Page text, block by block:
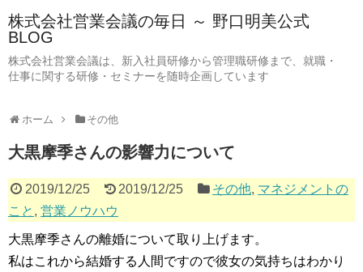
株式会社営業会議の毎日 ～ 野口明美公式
BLOG
株式会社営業会議は、新入社員研修から管理職研修まで、就職・
仕事に関する研修・セミナーを随時企画しています
ホーム その他
大黒摩季さんの影響力について
2019/12/25 2019/12/25 その他, マネジメントの
こと , 営業ノウハウ
大黒摩季さんの離婚について取り上げます。
私はこれから結婚する人間ですので彼女の気持ちはわかり